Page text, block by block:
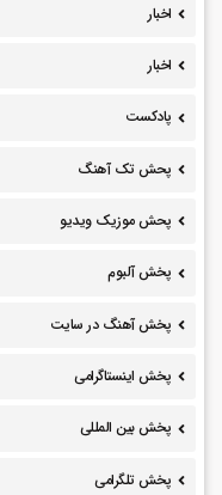
اخبار
اخبار
پادکست
پحش تک آهنگ
پحش موزیک ویدیو
پخش آلبوم
پخش آهنگ در سایت
پخش اینستاگرامی
پخش بین المللی
پخش تلگرامی